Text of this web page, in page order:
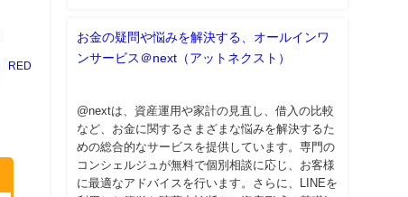
RED
お金の疑問や悩みを解決する、オールインワ
ンサービス＠next（アットネクスト）
@nextは、資産運用や家計の見直し、借入の比較
など、お金に関するさまざまな悩みを解決するた
めの総合的なサービスを提供しています。専門の
コンシェルジュが無料で個別相談に応じ、お客様
に最適なアドバイスを行います。さらに、LINEを